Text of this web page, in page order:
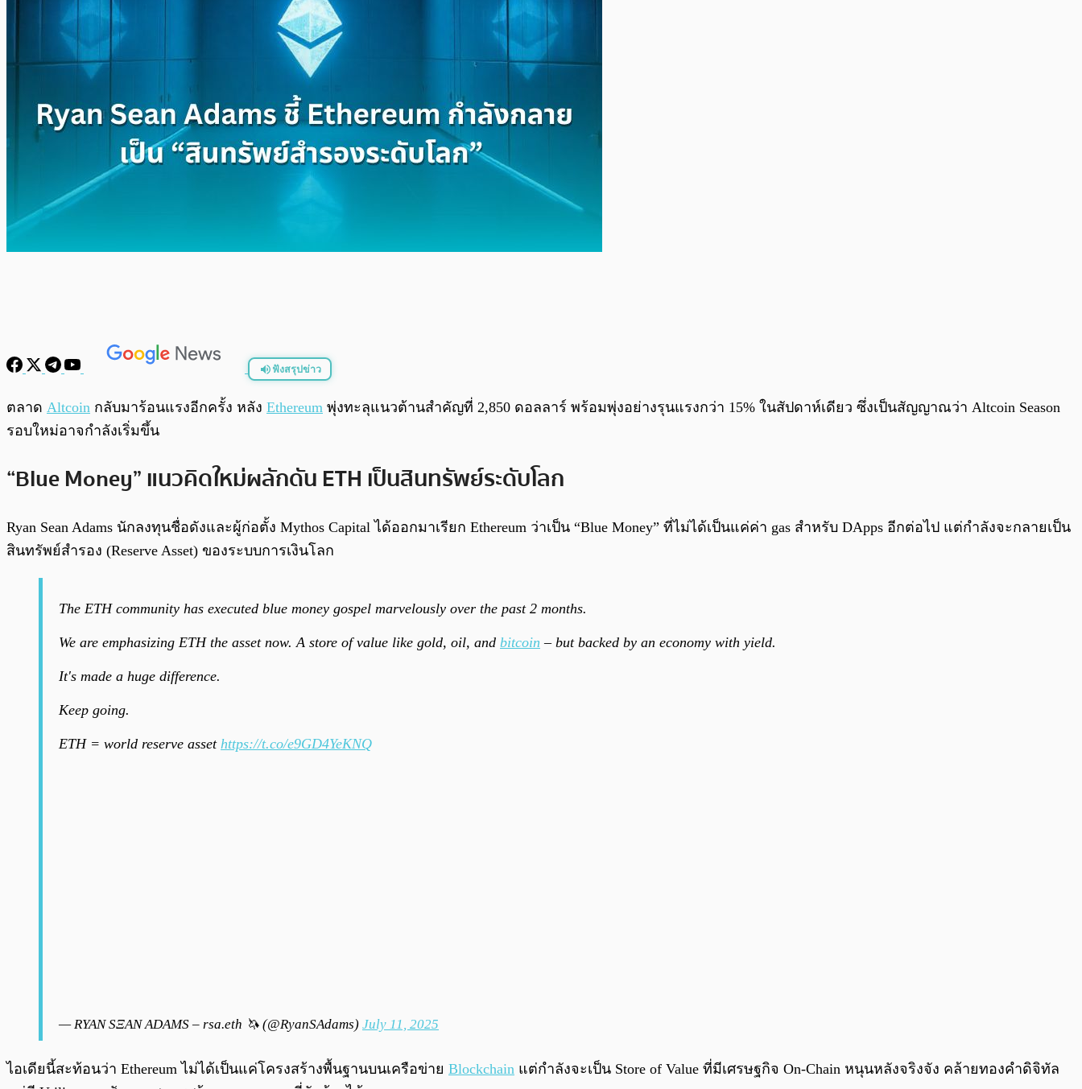
ฟังสรุปข่าว
พร้อมเล่น 0:00 0:00
ตลาด Altcoin กลับมาร้อนแรงอีกครั้ง หลัง Ethereum พุ่งทะลุแนวต้านสำคัญที่ 2,850 ดอลลาร์ พร้อมพุ่งอย่างรุนแรงกว่า 15% ในสัปดาห์เดียว ซึ่งเป็นสัญญาณว่า Altcoin Season
รอบใหม่อาจกำลังเริ่มขึ้น
“Blue Money” แนวคิดใหม่ผลักดัน ETH เป็นสินทรัพย์ระดับโลก
Ryan Sean Adams นักลงทุนชื่อดังและผู้ก่อตั้ง Mythos Capital ได้ออกมาเรียก Ethereum ว่าเป็น “Blue Money” ที่ไม่ได้เป็นแค่ค่า gas สำหรับ DApps อีกต่อไป แต่กำลังจะกลายเป็น
สินทรัพย์สำรอง (Reserve Asset) ของระบบการเงินโลก
The ETH community has executed blue money gospel marvelously over the past 2 months.
We are emphasizing ETH the asset now. A store of value like gold, oil, and bitcoin – but backed by an economy with yield.
It's made a huge difference.
Keep going.
ETH = world reserve asset https://t.co/e9GD4YeKNQ
— RYAN SΞAN ADAMS – rsa.eth 🦄 (@RyanSAdams) July 11, 2025
ไอเดียนี้สะท้อนว่า Ethereum ไม่ได้เป็นแค่โครงสร้างพื้นฐานบนเครือข่าย Blockchain แต่กำลังจะเป็น Store of Value ที่มีเศรษฐกิจ On-Chain หนุนหลังจริงจัง คล้ายทองคำดิจิทัล